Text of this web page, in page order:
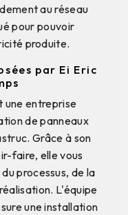
au réseau
pour pouvoir
produite.
par Ei Eric
une entreprise
de panneaux
Grâce à son
faire, elle vous
processus, de la
L'équipe
une installation